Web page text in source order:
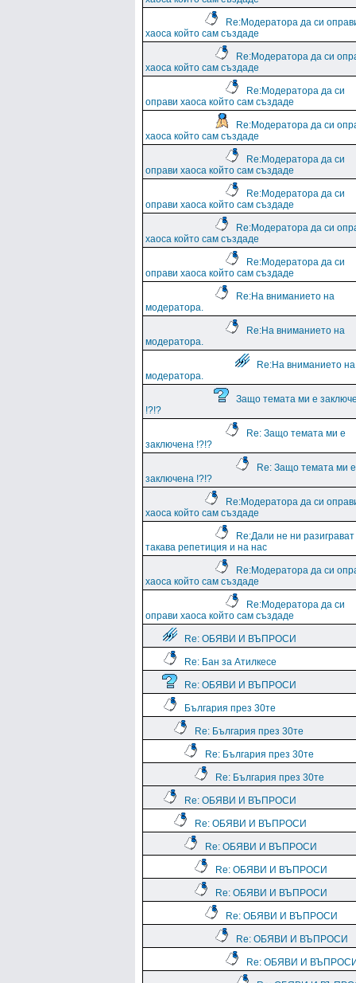
Re:Модератора да си
хаоса който сам създаде
Re:Модератора да си
хаоса който сам създаде
Re:Модератора да си
оправи хаоса който сам създаде
Re:Модератора да си
хаоса който сам създаде
Re:Модератора да си
оправи хаоса който сам създаде
Re:Модератора да си
оправи хаоса който сам създаде
Re:Модератора да си
хаоса който сам създаде
Re:Модератора да си
оправи хаоса който сам създаде
Re:На вниманието на
модератора.
Re:На вниманието на
модератора.
Re:На вниманието на
модератора.
Защо темата ми е
!?!?
Re: Защо темата ми е
заключена !?!?
Re: Защо темата ми е
заключена !?!?
Re:Модератора да си
хаоса който сам създаде
Re:Дали не ни разиграват
такава репетиция и на нас
Re:Модератора да си
хаоса който сам създаде
Re:Модератора да си
оправи хаоса който сам създаде
Re: ОБЯВИ И ВЪПРОСИ
Re: Бан за Атилкесе
Re: ОБЯВИ И ВЪПРОСИ
България през 30те
Re: България през 30те
Re: България през 30те
Re: България през 30те
Re: ОБЯВИ И ВЪПРОСИ
Re: ОБЯВИ И ВЪПРОСИ
Re: ОБЯВИ И ВЪПРОСИ
Re: ОБЯВИ И ВЪПРОСИ
Re: ОБЯВИ И ВЪПРОСИ
Re: ОБЯВИ И ВЪПРОСИ
Re: ОБЯВИ И ВЪПРОСИ
Re: ОБЯВИ И